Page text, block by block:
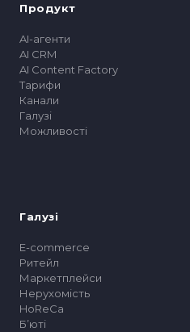
Продукт
AI-агенти
AI CRM
AI Content Factory
Тарифи
Канали
Галузі
Можливості
Галузі
E-commerce
Ритейл
Маркетплейси
Нерухомість
HoReCa
Бʼюті